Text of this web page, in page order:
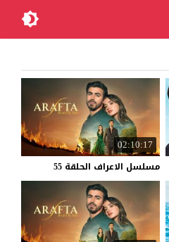
02:10:17
مسلسل الاعراف الحلقة 55